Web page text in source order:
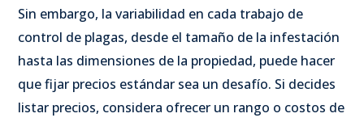
Sin embargo, la variabilidad en cada trabajo de
control de plagas, desde el tamaño de la infestación
hasta las dimensiones de la propiedad, puede hacer
que fijar precios estándar sea un desafío. Si decides
listar precios, considera ofrecer un rango o costos de